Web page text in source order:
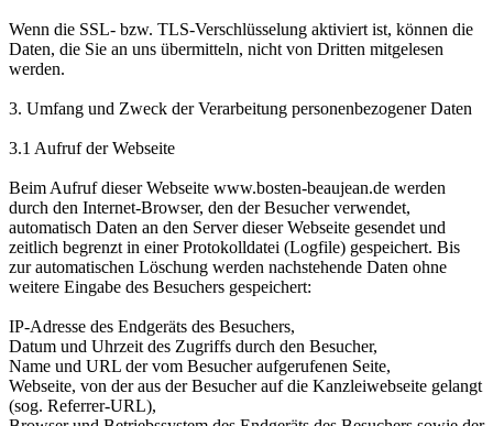
Wenn die SSL- bzw. TLS-Verschlüsselung aktiviert ist, können die
Daten, die Sie an uns übermitteln, nicht von Dritten mitgelesen
werden.
3. Umfang und Zweck der Verarbeitung personenbezogener Daten
3.1 Aufruf der Webseite
Beim Aufruf dieser Webseite www.bosten-beaujean.de werden
durch den Internet-Browser, den der Besucher verwendet,
automatisch Daten an den Server dieser Webseite gesendet und
zeitlich begrenzt in einer Protokolldatei (Logfile) gespeichert. Bis
zur automatischen Löschung werden nachstehende Daten ohne
weitere Eingabe des Besuchers gespeichert:
IP-Adresse des Endgeräts des Besuchers,
Datum und Uhrzeit des Zugriffs durch den Besucher,
Name und URL der vom Besucher aufgerufenen Seite,
Webseite, von der aus der Besucher auf die Kanzleiwebseite gelangt
(sog. Referrer-URL),